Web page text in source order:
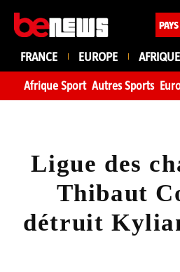
PAYS
FRANCE EUROPE AFRIQUE
Afrique Sport Autres Sports
Ligue des
Thibaut
détruit